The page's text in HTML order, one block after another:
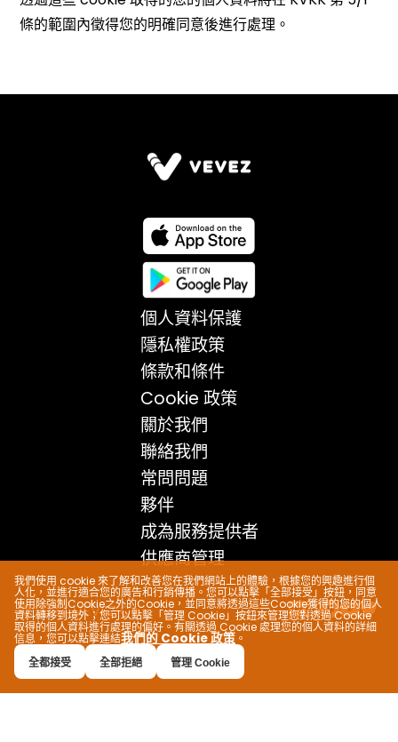
我們使用 cookie 來了解和改善您在我們網站上的體驗，根據您的興趣進行個
人化，並進行適合您的廣告和行銷傳播。您可以點擊「全部接受」按鈕，同意
使用除強制Cookie之外的Cookie，並同意將透過這些Cookie獲得的您的個人
資料轉移到境外；您可以點擊「管理 Cookie」按鈕來管理您對透過 Cookie
取得的個人資料進行處理的偏好。有關透過 Cookie 處理您的個人資料的詳細
信息，您可以點擊連結我們的 Cookie 政策 。
全都接受 全部拒絕 管理 Cookie
個人資料保護
隱私權政策
條款和條件
Cookie 政策
關於我們
聯絡我們
常問問題
夥伴
成為服務提供者
供應商管理
© 2024 VEVEZ Co.